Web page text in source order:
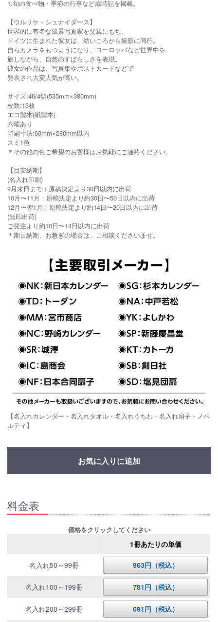
1.旬の食べ物・季節の行事など歳時記を掲載。
【ウルリケ・シュナイダース】
世界的に有名な風景写真家を父親にもち、
ドイツに生まれた彼女は、幼いころから撮影に同行。
自らカメラをもつようになり、ヨーロッパなど世界中を
旅しながら、自然のすばらしさを表現。
彼女の作品は、写真集やポストカードなどで
発表され大変人気が高い。
サイズ:46/4切(535mm×380mm)
枚数:13枚
エコ製本(紙製本)
六曜あり
印刷寸法:60mm×280mm以内
スミ1色
＊その他の色ご希望のお客様はお気軽にご連絡ください。
【目安納期】
(名入れ印刷)
9月末日まで：原稿決定より30日以内に出荷
10月〜11月：原稿決定より約30日〜50日以内に出荷
12月〜翌1月：原稿決定より約14日〜20日以内に出荷
(無印出荷)
ご発注より約10日〜14日以内に出荷
＊期日納期、お急ぎの場合は、ご相談くださいませ。
【名入れカレンダー・名入れタオル・名入れうちわ・名入れ扇子・ノベ
ルティ】
お気に入りに追加
料金表
価格をクリックしてください
1冊あたりの単価
名入れ50～99冊 963円（税込）
名入れ100～199冊 781円（税込）
名入れ200～299冊 691円（税込）